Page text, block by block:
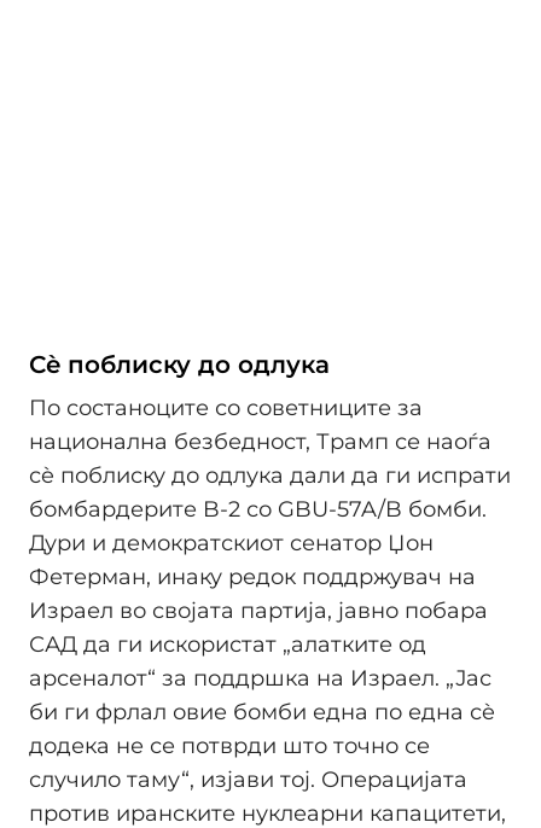
Сè поблиску до одлука
По состаноците со советниците за
национална безбедност, Трамп се наоѓа
сè поблиску до одлука дали да ги испрати
бомбардерите B-2 со GBU-57A/B бомби.
Дури и демократскиот сенатор Џон
Фетерман, инаку редок поддржувач на
Израел во својата партија, јавно побара
САД да ги искористат „алатките од
арсеналот“ за поддршка на Израел. „Јас
би ги фрлал овие бомби една по една сè
додека не се потврди што точно се
случило таму“, изјави тој. Операцијата
против иранските нуклеарни капацитети,